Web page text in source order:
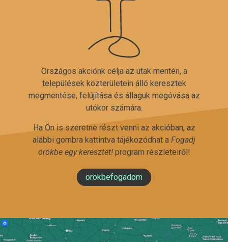
Országos akciónk célja az utak mentén, a
települések közterületein álló keresztek
megmentése, felújítása és állaguk megóvása az
utókor számára.
Ha Ön is szeretne részt venni az akcióban, az
alábbi gombra kattintva tájékozódhat a Fogadj
örökbe egy keresztet!program részleteiről!
örökbefogadom